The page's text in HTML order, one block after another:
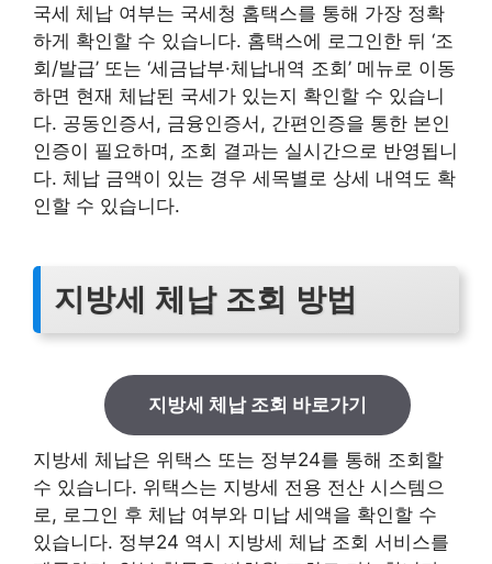
국세 체납 여부는 국세청 홈택스를 통해 가장 정확
하게 확인할 수 있습니다. 홈택스에 로그인한 뒤 ‘조
회/발급’ 또는 ‘세금납부·체납내역 조회’ 메뉴로 이동
하면 현재 체납된 국세가 있는지 확인할 수 있습니
다. 공동인증서, 금융인증서, 간편인증을 통한 본인
인증이 필요하며, 조회 결과는 실시간으로 반영됩니
다. 체납 금액이 있는 경우 세목별로 상세 내역도 확
인할 수 있습니다.
지방세 체납 조회 방법
지방세 체납 조회 바로가기
지방세 체납은 위택스 또는 정부24를 통해 조회할
수 있습니다. 위택스는 지방세 전용 전산 시스템으
로, 로그인 후 체납 여부와 미납 세액을 확인할 수
있습니다. 정부24 역시 지방세 체납 조회 서비스를